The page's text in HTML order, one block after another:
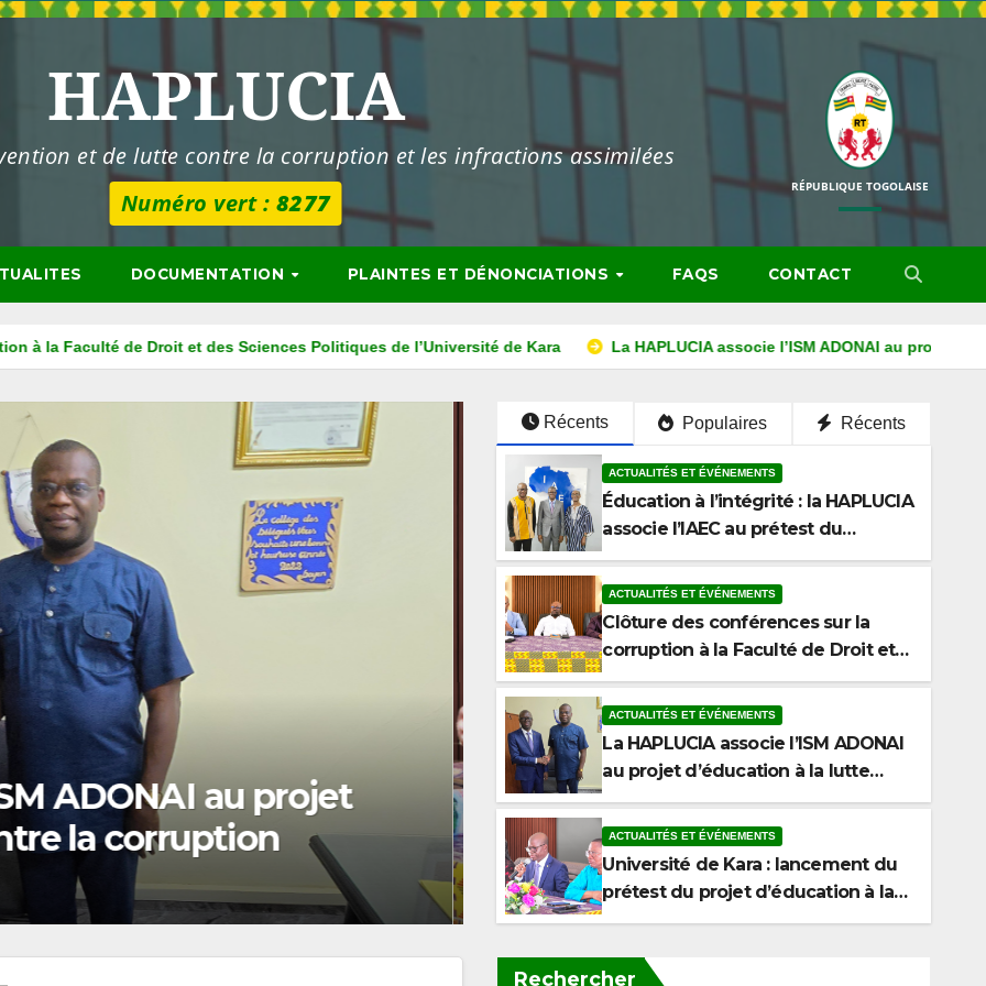
HAPLUCIA
et de lutte contre la corruption et les infractions assimilées
NON à la corruption,OUI à l'intégrité. RÉPUBLIQUE TOGOLAISE
DOCUMENTATION PLAINTES ET DÉNONCIATIONS FAQS CONTACT
de l’Université de Kara La HAPLUCIA associe l’ISM ADONAI au projet d’éducation à la lutte contre la corruption
ouvre le cycle de
l’éthique et la lutte
Récents Populaires Récents
ACTUALITÉS ET ÉVÉNEMENTS
Éducation à l’intégrité : la HAPLUCIA
associe l’IAEC au prétest du
programme anticorruption
ACTUALITÉS ET ÉVÉNEMENTS
Clôture des conférences sur la
corruption à la Faculté de Droit et
des Sciences Politiques de
l’Université de Kara
ACTUALITÉS ET ÉVÉNEMENTS
La HAPLUCIA associe l’ISM ADONAI
au projet d’éducation à la lutte
contre la corruption
ACTUALITÉS ET ÉVÉNEMENTS
Université de Kara : lancement du
prétest du projet d’éducation à la
lutte contre la corruption
Rechercher